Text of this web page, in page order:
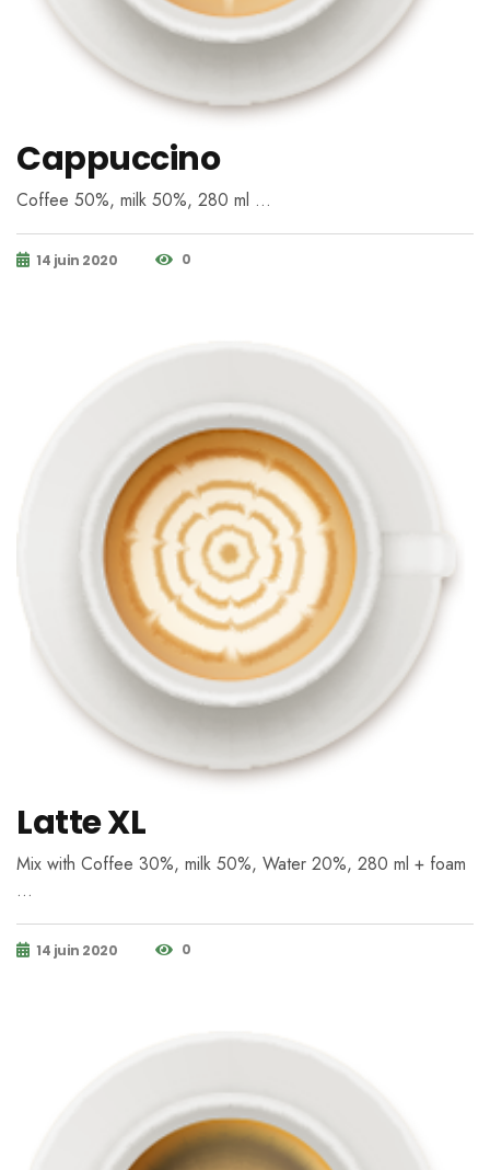
Cappuccino
Coffee 50%, milk 50%, 280 ml …
14 juin 2020 0
Latte XL
Mix with Coffee 30%, milk 50%, Water 20%, 280 ml + foam
…
14 juin 2020 0